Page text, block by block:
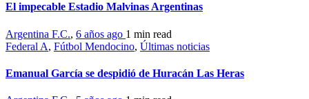
El impecable Estadio Malvinas Argentinas
Argentina F.C., 6 años ago 1 min read
Federal A, Fútbol Mendocino, Últimas noticias
Emanual García se despidió de Huracán Las Heras